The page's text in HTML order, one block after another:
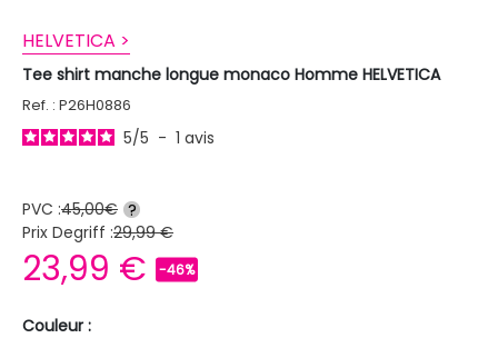
HELVETICA >
Tee shirt manche longue monaco Homme HELVETICA
Ref. : P26H0886
5/5 - 1 avis
PVC :45,00€ ?
Prix Degriff :29,99 €
23,99 € -46%
Couleur :